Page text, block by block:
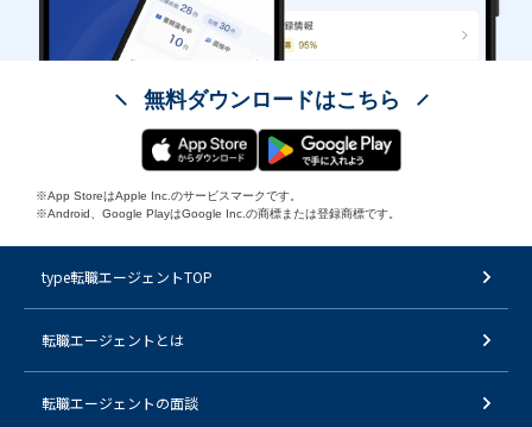
無料ダウンロードはこちら
※App StoreはApple Inc.のサービスマークです。
※Android、Google PlayはGoogle Inc.の商標または登録商標です。
type転職エージェントTOP
転職エージェントとは
転職エージェントの面談